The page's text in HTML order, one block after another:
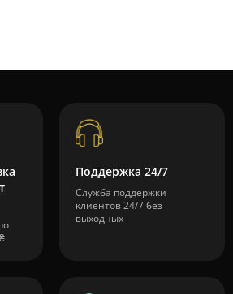
Поддержка 24/7
Служба поддержки
клиентов 24/7 без
выходных